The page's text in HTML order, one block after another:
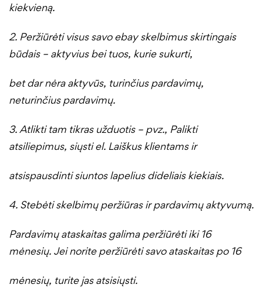
kiekvieną.
2. Peržiūrėti visus savo ebay skelbimus skirtingais
būdais – aktyvius bei tuos, kurie sukurti,
bet dar nėra aktyvūs, turinčius pardavimų,
neturinčius pardavimų.
3. Atlikti tam tikras užduotis – pvz., Palikti
atsiliepimus, siųsti el. Laiškus klientams ir
atsispausdinti siuntos lapelius dideliais kiekiais.
4. Stebėti skelbimų peržiūras ir pardavimų aktyvumą.
Pardavimų ataskaitas galima peržiūrėti iki 16
mėnesių. Jei norite peržiūrėti savo ataskaitas po 16
mėnesių, turite jas atsisiųsti.